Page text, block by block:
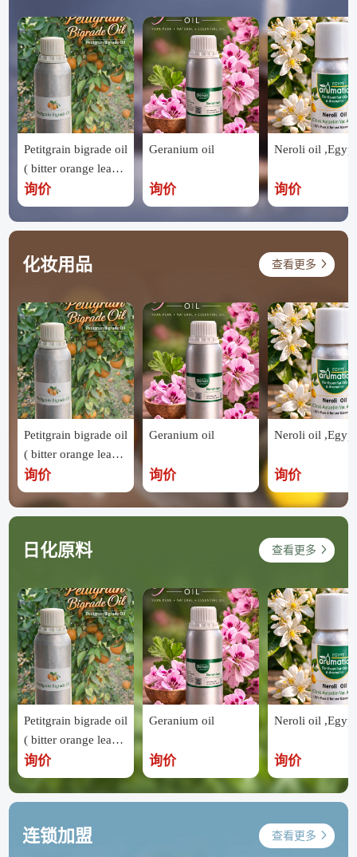
Petitgrain bigrade oil
( bitter orange leave
s ) ,Egypt
询价
Geranium oil
询价
Neroli oil ,Egypt
询价
化妆用品 查看更多
Petitgrain bigrade oil
( bitter orange leave
s ) ,Egypt
询价
Geranium oil
询价
Neroli oil ,Egypt
询价
日化原料 查看更多
Petitgrain bigrade oil
( bitter orange leave
s ) ,Egypt
询价
Geranium oil
询价
Neroli oil ,Egypt
询价
连锁加盟 查看更多